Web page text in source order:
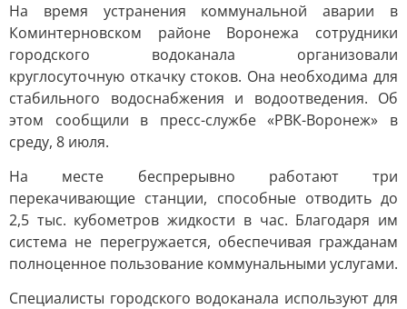
На время устранения коммунальной аварии в
Коминтерновском районе Воронежа сотрудники
городского водоканала организовали
круглосуточную откачку стоков. Она необходима для
стабильного водоснабжения и водоотведения. Об
этом сообщили в пресс-службе «РВК-Воронеж» в
среду, 8 июля.
На месте беспрерывно работают три
перекачивающие станции, способные отводить до
2,5 тыс. кубометров жидкости в час. Благодаря им
система не перегружается, обеспечивая гражданам
полноценное пользование коммунальными услугами.
Специалисты городского водоканала используют для